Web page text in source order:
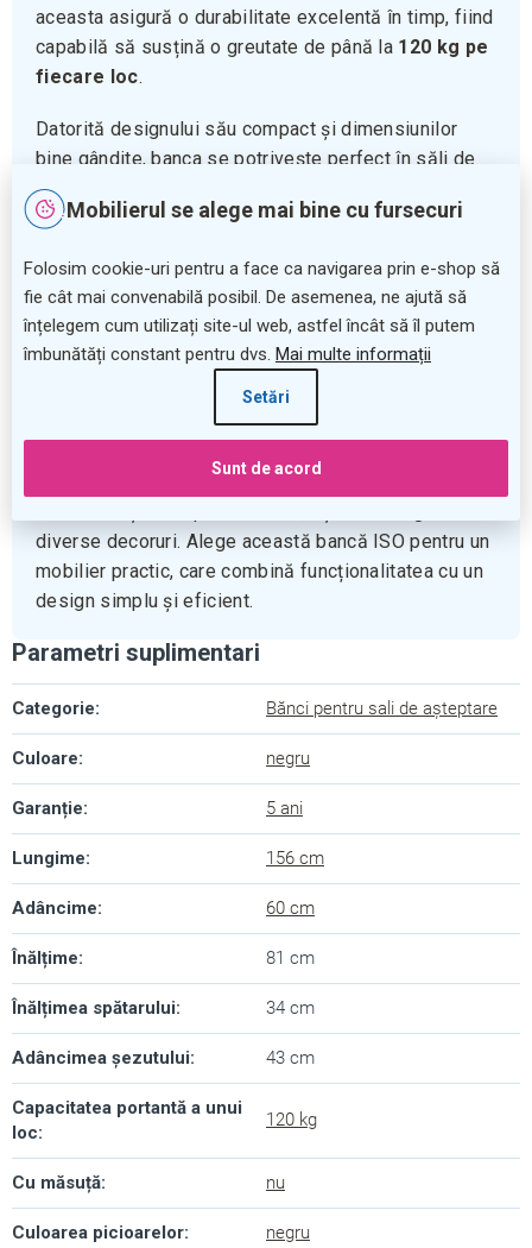
Mobilierul se alege mai bine cu fursecuri
Folosim cookie-uri pentru a face ca navigarea prin e-shop să
fie cât mai convenabilă posibil. De asemenea, ne ajută să
înțelegem cum utilizați site-ul web, astfel încât să îl putem
îmbunătăți constant pentru dvs. Mai multe informații
Setări
Sunt de acord
aceasta asigură o durabilitate excelentă în timp, fiind
capabilă să susțină o greutate de până la 120 kg pe
fiecare loc.
Datorită designului său compact și dimensiunilor
bine gândite, banca se potrivește perfect în săli de
așteptare, birouri sau spații publice care necesită
mobilare confortabilă pentru mai multe persoane.
adecvat pentru confort pe durata șederii.
Durabilitate și calitate pentru utilizare
îndelungată
garanție de 5 ani, această bancă este o
instituțional. Picioarele din metal negru conferă
diverse decoruri. Alege această bancă ISO pentru un
mobilier practic, care combină funcționalitatea cu un
design simplu și eficient.
Parametri suplimentari
Categorie: Bănci pentru sali de așteptare
Culoare: negru
Garanție: 5 ani
Lungime: 156 cm
Adâncime: 60 cm
Înălțime: 81 cm
Înălțimea spătarului: 34 cm
Adâncimea șezutului: 43 cm
Capacitatea portantă a unui
loc:
120 kg
Cu măsuță: nu
Culoarea picioarelor: negru